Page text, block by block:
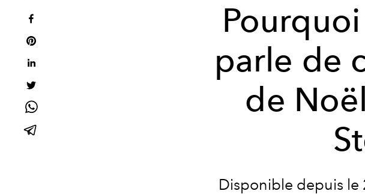
parle de
de
Disponible depuis le